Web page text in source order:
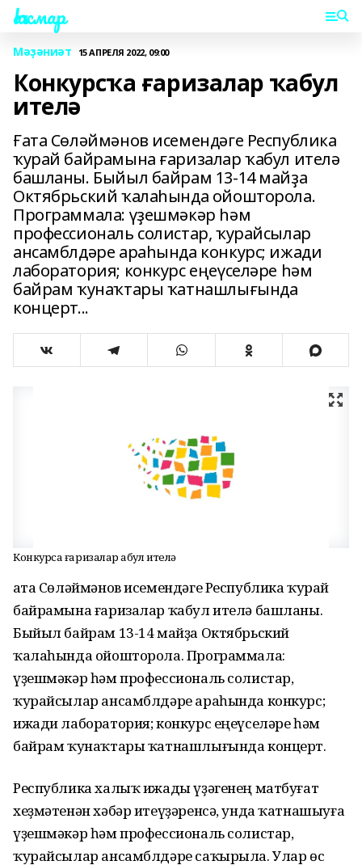
Һаҡмар
Мәҙәниәт 15 АПРЕЛЯ 2022, 09:00
Конкурсҡа ғаризалар ҡабул
ителә
Ғата Сөләймәнов исемендәге Республика
ҡурай байрамына ғаризалар ҡабул ителә
башланы. Быйыл байрам 13-14 майҙа
Октябрьский ҡалаһында ойошторола.
Программала: үҙешмәкәр һәм
профессиональ солистар, ҡурайсылар
ансамблдәре араһында конкурс; ижади
лаборатория; конкурс еңеүселәре һәм
байрам ҡунаҡтары ҡатнашлығында
концерт...
Конкурсҡа ғаризалар ҡабул ителә
Ғата Сөләймәнов исемендәге Республика ҡурай
байрамына ғаризалар ҡабул ителә башланы.
Быйыл байрам 13-14 майҙа Октябрьский
ҡалаһында ойошторола. Программала:
үҙешмәкәр һәм профессиональ солистар,
ҡурайсылар ансамблдәре араһында конкурс;
ижади лаборатория; конкурс еңеүселәре һәм
байрам ҡунаҡтары ҡатнашлығында концерт.
Республика халыҡ ижады үҙәгенең матбуғат
хеҙмәтенән хәбәр итеүҙәренсә, унда ҡатнашыуға
үҙешмәкәр һәм профессиональ солистар,
ҡурайсылар ансамблдәре саҡырыла. Улар өс